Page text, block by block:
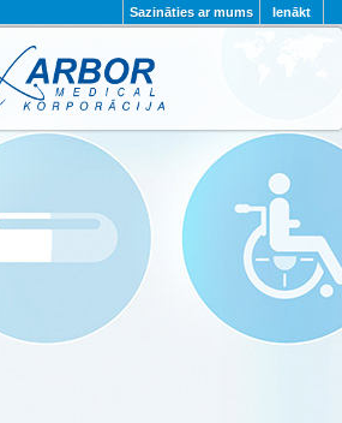
Ienākt
Sazināties ar mums
PROJEKTI
KONTAKTI
POLITIKA